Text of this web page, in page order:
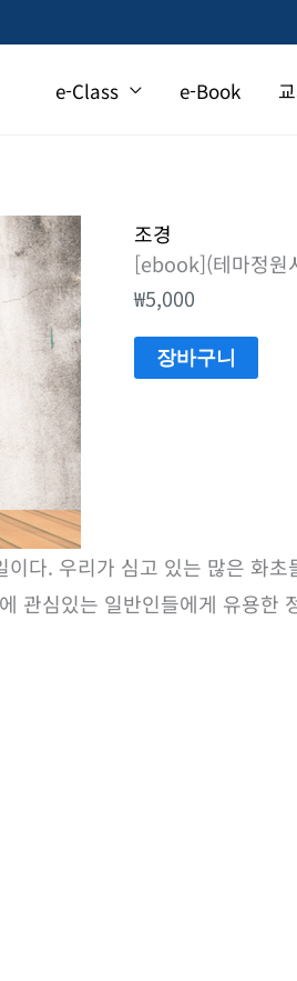
e-Class e-Book
조경
[ebook](테마정원
₩5,000
[ebook]
(테
마
정
원
브
정
장바구니
다. 우리가 심고 있는 많은 화
관심있는 일반인들에게 유용한